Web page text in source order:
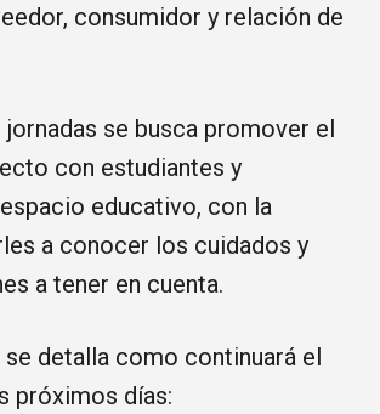
consumidor y relación de
se busca promover el
con estudiantes y
educativo, con la
a conocer los cuidados y
a tener en cuenta.
detalla como continuará el
próximos días: